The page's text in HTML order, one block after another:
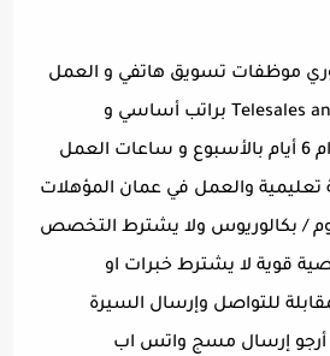
موظفات تسويق هاتفي و العمل
مكتبي Telesales and Registration براتب أساسي و
بالإضافة لعمولات، دوام 6 أيام بالأسبوع و ساعات العمل
تعليمية والعمل في عمان المؤهلات
/ بكالوريوس ولا يشترط التخصص
قوية لا يشترط خبرات او
للتواصل وإرسال السيرة
أرجو إرسال مسج واتس اب